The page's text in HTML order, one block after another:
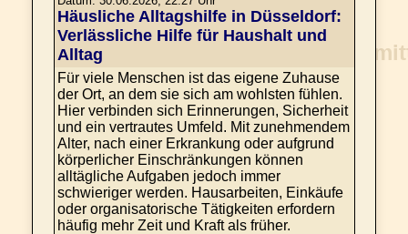
Häusliche Alltagshilfe in Düsseldorf:
Verlässliche Hilfe für Haushalt und
Alltag
Für viele Menschen ist das eigene Zuhause
der Ort, an dem sie sich am wohlsten fühlen.
Hier verbinden sich Erinnerungen, Sicherheit
und ein vertrautes Umfeld. Mit zunehmendem
Alter, nach einer Erkrankung oder aufgrund
körperlicher Einschränkungen können
alltägliche Aufgaben jedoch immer
schwieriger werden. Hausarbeiten, Einkäufe
oder organisatorische Tätigkeiten erfordern
häufig mehr Zeit und Kraft als früher.